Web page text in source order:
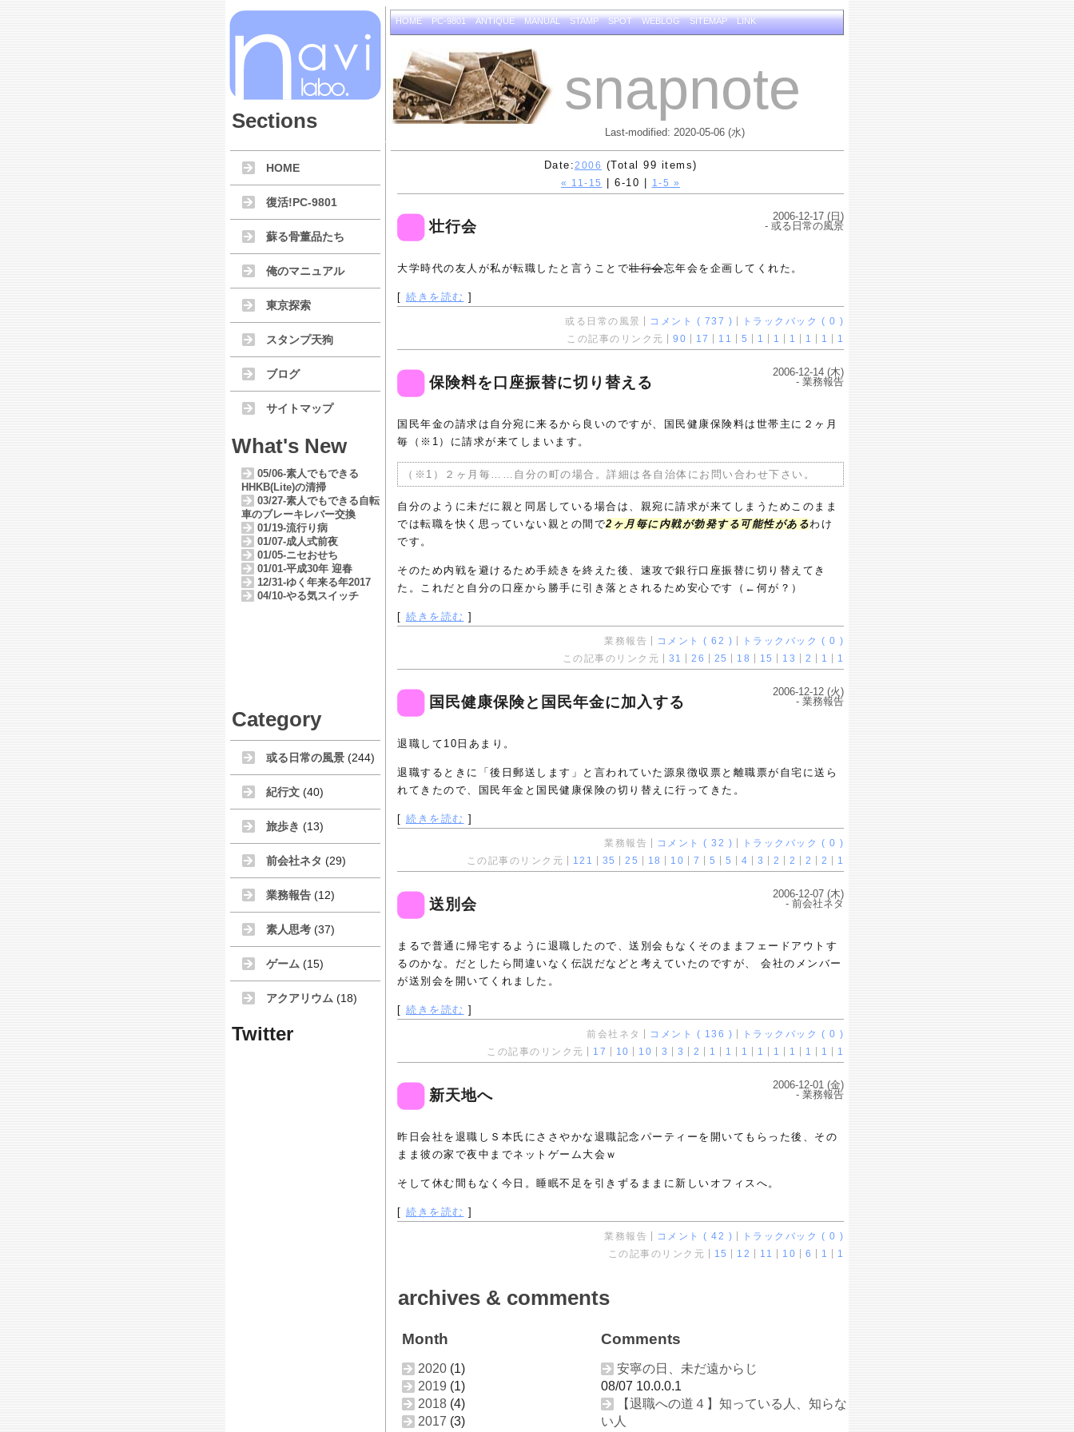
Sections
HOME PC-9801 ANTIQUE MANUAL STAMP SPOT WEBLOG SITEMAP LINK
snapnote
Last-modified: 2020-05-06 (水)
HOME
復活!PC-9801
蘇る骨董品たち
俺のマニュアル
東京探索
スタンプ天狗
ブログ
サイトマップ
What's New
05/06-素人でもできる
HHKB(Lite)の清掃
03/27-素人でもできる自転
車のブレーキレバー交換
01/19-流行り病
01/07-成人式前夜
01/05-ニセおせち
01/01-平成30年 迎春
12/31-ゆく年来る年2017
04/10-やる気スイッチ
Category
或る日常の風景 (244)
紀行文 (40)
旅歩き (13)
前会社ネタ (29)
業務報告 (12)
素人思考 (37)
ゲーム (15)
アクアリウム (18)
Twitter
Date: 2006 (Total 99 items)
« 11-15 | 6-10 | 1-5 »
壮行会
2006-12-17 (日)
- 或る日常の風景
大学時代の友人が私が転職したと言うことで壮行会忘年会を企画してくれた。
[ 続きを読む ]
或る日常の風景 コメント ( 737 )
トラックバック ( 0 )
この記事のリンク元
90 17 11 5 1 1 1 1 1 1
保険料を口座振替に切り替える
2006-12-14 (木)
- 業務報告
国民年金の請求は自分宛に来るから良いのですが、国民健康保険料は世帯主に２ヶ月
毎（※1）に請求が来てしまいます。
（※1）２ヶ月毎……自分の町の場合。詳細は各自治体にお問い合わせ下さい。
自分のように未だに親と同居している場合は、親宛に請求が来てしまうためこのまま
では転職を快く思っていない親との間で2ヶ月毎に内戦が勃発する可能性があるわけ
です。
そのため内戦を避けるため手続きを終えた後、速攻で銀行口座振替に切り替えてき
た。これだと自分の口座から勝手に引き落とされるため安心です（←何が？）
[ 続きを読む ]
業務報告 コメント ( 62 )
トラックバック ( 0 )
この記事のリンク元
31 26 25 18 15 13 2 1 1
国民健康保険と国民年金に加入する
2006-12-12 (火)
- 業務報告
退職して10日あまり。
退職するときに「後日郵送します」と言われていた源泉徴収票と離職票が自宅に送ら
れてきたので、国民年金と国民健康保険の切り替えに行ってきた。
[ 続きを読む ]
業務報告 コメント ( 32 )
トラックバック ( 0 )
この記事のリンク元
121 35 25 18 10 7 5 5 4 3 2 2 2 2 1
送別会
2006-12-07 (木)
- 前会社ネタ
まるで普通に帰宅するように退職したので、送別会もなくそのままフェードアウトす
るのかな。だとしたら間違いなく伝説だなどと考えていたのですが、 会社のメンバー
が送別会を開いてくれました。
[ 続きを読む ]
前会社ネタ コメント ( 136 )
トラックバック ( 0 )
この記事のリンク元
17 10 10 3 3 2 1 1 1 1 1 1 1 1 1
新天地へ
2006-12-01 (金)
- 業務報告
昨日会社を退職しＳ本氏にささやかな退職記念パーティーを開いてもらった後、その
まま彼の家で夜中までネットゲーム大会ｗ
そして休む間もなく今日。睡眠不足を引きずるままに新しいオフィスへ。
[ 続きを読む ]
業務報告 コメント ( 42 )
トラックバック ( 0 )
この記事のリンク元
15 12 11 10 6 1 1
archives & comments
Month
2020 (1)
2019 (1)
2018 (4)
2017 (3)
Comments
安寧の日、未だ遠からじ
08/07 10.0.0.1
【退職への道４】知っている人、知らな
い人